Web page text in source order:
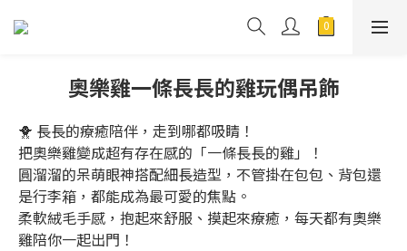
奧樂雞一條長長的雞玩偶吊飾
🐥 長長的療癒陪伴，走到哪都吸睛！
把奧樂雞變成超有存在感的「一條長長的雞」！
圓溜溜的呆萌眼神搭配細長造型，不管掛在包包、背包還
是行李箱，都能成為最可愛的焦點。
柔軟絨毛手感，抱起來舒服、摸起來療癒，每天都有奧樂
雞陪你一起出門！